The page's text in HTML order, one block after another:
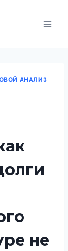
АНАЛИЗ
не